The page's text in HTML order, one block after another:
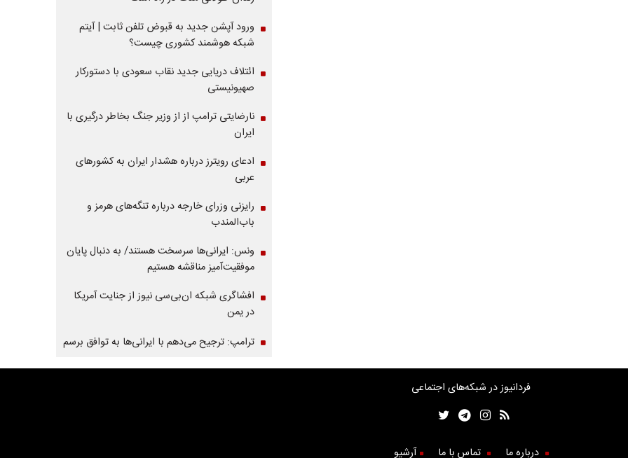
ورود آپشن جدید به قبوض تلفن ثابت | آیتم
شبکه هوشمند کشوری چیست؟
ائتلاف دریایی جدید نقاب سعودی با دستورکار
صهیونیستی
نارضایتی ترامپ از از وزیر جنگ بخاطر درگیری با
ایران
ادعای رویترز درباره هشدار ایران به کشورهای
عربی
رایزنی وزرای خارجه درباره تنگه‌های هرمز و
باب‌المندب
ونس: ایرانی‌ها سرسخت هستند/ به دنبال پایان
موفقیت‌آمیز مناقشه هستیم
افشاگری شبکه ان‌بی‌سی نیوز از جنایت آمریکا
در یمن
ترامپ: ترجیح می‌دهم با ایرانی‌‌ها به توافق برسم
فردانیوز در شبکه‌های اجتماعی
درباره ما تماس با ما آرشیو